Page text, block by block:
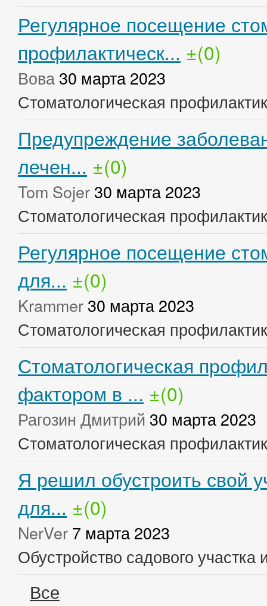
Регулярное посещение
профилактическ... ±(0)
Вова 30 марта 2023
Стоматологическая
Предупреждение
лечен... ±(0)
Tom Sojer 30 марта 2023
Стоматологическая
Регулярное посещение
для... ±(0)
Krammer 30 марта 2023
Стоматологическая
Стоматологическая
фактором в ... ±(0)
Рагозин Дмитрий 30 марта 2023
Стоматологическая
Я решил обустроить свой
для... ±(0)
NerVer 7 марта 2023
Обустройство садового
Все